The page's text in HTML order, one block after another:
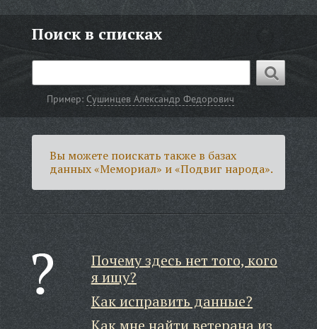
Поиск в списках
Пример:Сушинцев Александр Федорович
Вы можете поискать также в базах
данных «Мемориал» и «Подвиг народа».
Почему здесь нет того, кого
я ищу?
Как исправить данные?
Как мне найти ветерана из